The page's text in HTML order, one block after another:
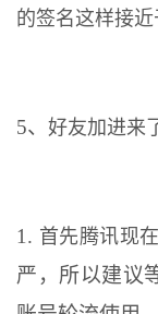
的签名这样接
5、 好友加进来
1. 首先腾讯现
严，所以建议